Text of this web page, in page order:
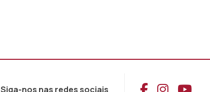
Siga-nos nas redes sociais